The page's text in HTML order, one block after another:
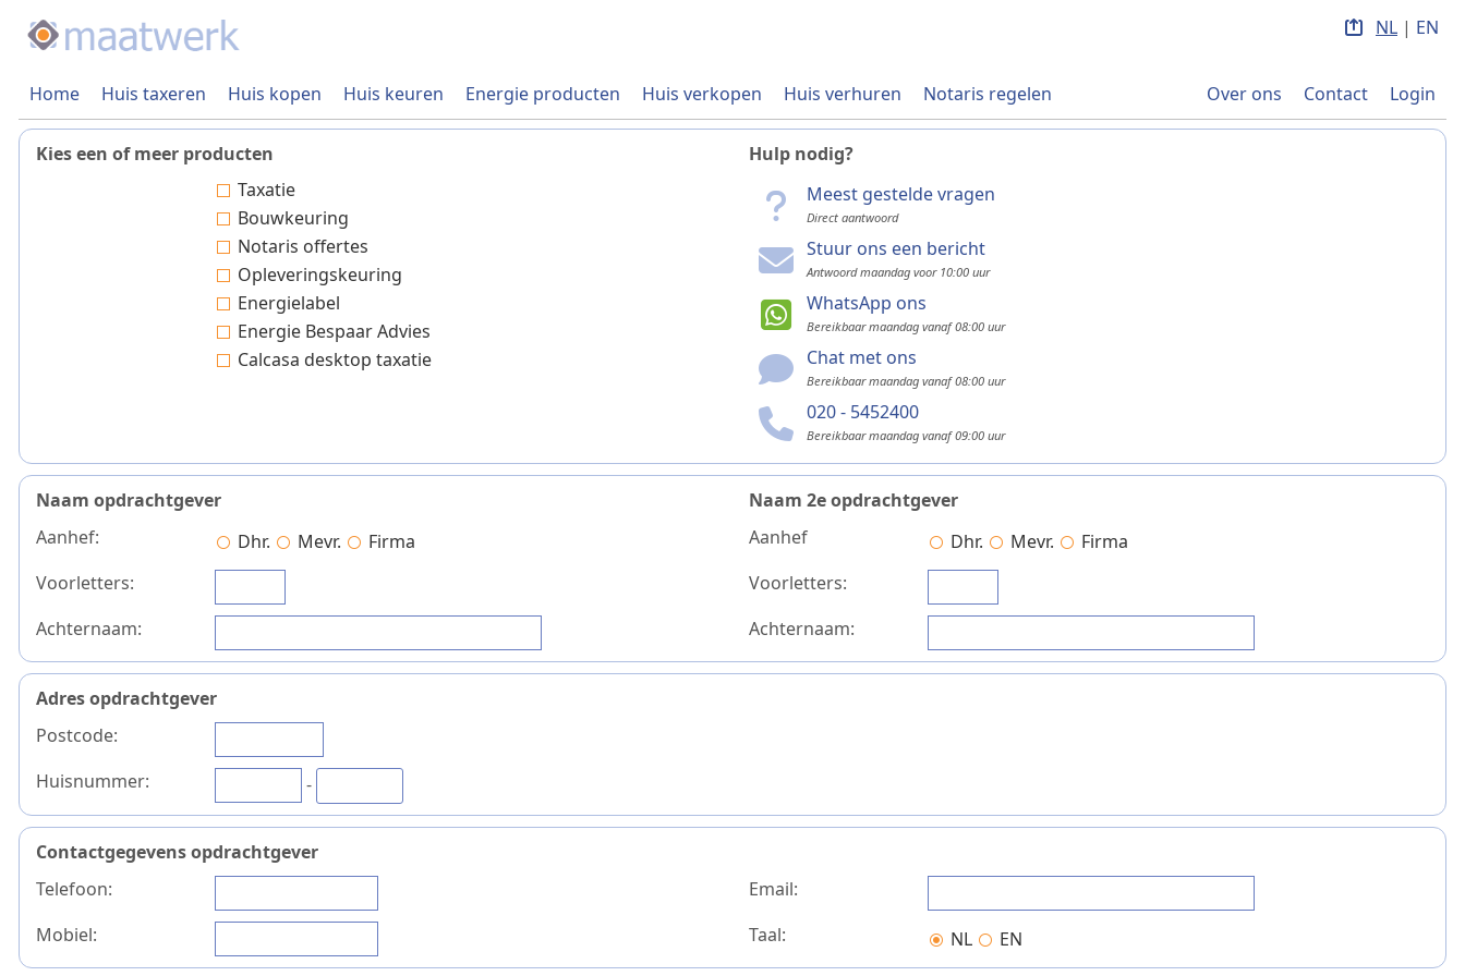
NL | EN
Home Huis taxeren Huis kopen Huis keuren Energie producten Huis verkopen Huis verhuren Notaris regelen Login
Contact
Over ons
Kies een of meer producten
Taxatie
Bouwkeuring
Notaris offertes
Opleveringskeuring
Energielabel
Energie Bespaar Advies
Calcasa desktop taxatie
Hulp nodig?
Meest gestelde vragen
Direct aantwoord
Stuur ons een bericht
Antwoord maandag voor 10:00 uur
WhatsApp ons
Bereikbaar maandag vanaf 08:00 uur
Chat met ons
Bereikbaar maandag vanaf 08:00 uur
020 - 5452400
Bereikbaar maandag vanaf 09:00 uur
Naam opdrachtgever
Aanhef:
Dhr. Mevr.
Firma
Voorletters:
Achternaam:
Naam 2e opdrachtgever
Aanhef
Dhr. Mevr.
Firma
Voorletters:
Achternaam:
Adres opdrachtgever
Postcode:
Huisnummer:
-
Contactgegevens opdrachtgever
Telefoon:
Mobiel:
Email:
Taal:
NL EN